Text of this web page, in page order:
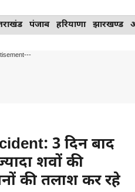
पंजाब हरियाणा झारखण्ड
3 दिन बाद
शवों की
की तलाश कर रहे